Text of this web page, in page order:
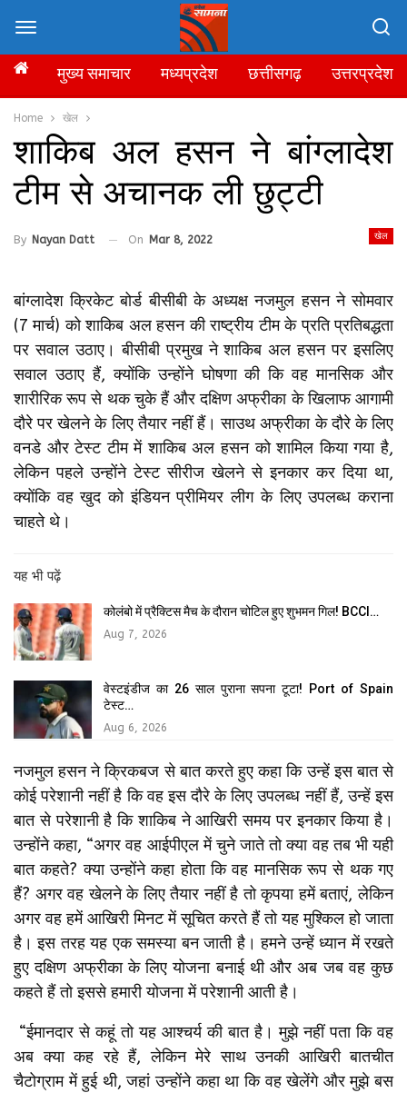
Home खेल
शाकिब अल हसन ने बांग्लादेश
टीम से अचानक ली छुट्टी
खेल
By Nayan Datt On Mar 8, 2022
बांग्लादेश क्रिकेट बोर्ड बीसीबी के अध्यक्ष नजमुल हसन ने सोमवार
(7 मार्च) को शाकिब अल हसन की राष्ट्रीय टीम के प्रति प्रतिबद्धता
पर सवाल उठाए। बीसीबी प्रमुख ने शाकिब अल हसन पर इसलिए
सवाल उठाए हैं, क्योंकि उन्होंने घोषणा की कि वह मानसिक और
शारीरिक रूप से थक चुके हैं और दक्षिण अफ्रीका के खिलाफ आगामी
दौरे पर खेलने के लिए तैयार नहीं हैं। साउथ अफ्रीका के दौरे के लिए
वनडे और टेस्ट टीम में शाकिब अल हसन को शामिल किया गया है,
लेकिन पहले उन्होंने टेस्ट सीरीज खेलने से इनकार कर दिया था,
क्योंकि वह खुद को इंडियन प्रीमियर लीग के लिए उपलब्ध कराना
चाहते थे।
यह भी पढ़ें
कोलंबो में प्रैक्टिस मैच के दौरान चोटिल हुए शुभमन गिल! BCCI…
Aug 7, 2026
वेस्टइंडीज का 26 साल पुराना सपना टूटा! Port of Spain
टेस्ट…
Aug 6, 2026
नजमुल हसन ने क्रिकबज से बात करते हुए कहा कि उन्हें इस बात से
कोई परेशानी नहीं है कि वह इस दौरे के लिए उपलब्ध नहीं हैं, उन्हें इस
बात से परेशानी है कि शाकिब ने आखिरी समय पर इनकार किया है।
उन्होंने कहा, “अगर वह आईपीएल में चुने जाते तो क्या वह तब भी यही
बात कहते? क्या उन्होंने कहा होता कि वह मानसिक रूप से थक गए
हैं? अगर वह खेलने के लिए तैयार नहीं है तो कृपया हमें बताएं, लेकिन
अगर वह हमें आखिरी मिनट में सूचित करते हैं तो यह मुश्किल हो जाता
है। इस तरह यह एक समस्या बन जाती है। हमने उन्हें ध्यान में रखते
हुए दक्षिण अफ्रीका के लिए योजना बनाई थी और अब जब वह कुछ
कहते हैं तो इससे हमारी योजना में परेशानी आती है।
“ईमानदार से कहूं तो यह आश्चर्य की बात है। मुझे नहीं पता कि वह
अब क्या कह रहे हैं, लेकिन मेरे साथ उनकी आखिरी बातचीत
चैटोग्राम में हुई थी, जहां उन्होंने कहा था कि वह खेलेंगे और मुझे बस
मुख्य समाचार मध्यप्रदेश छत्तीसगढ़ उत्तरप्रदेश